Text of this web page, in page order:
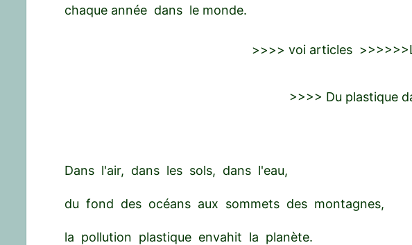
chaque année dans le monde.
>>>> voi articles
>>>> Du plastique
Dans l'air, dans les sols, dans l'eau,
du fond des océans aux sommets des montagnes,
la pollution plastique envahit la planète.